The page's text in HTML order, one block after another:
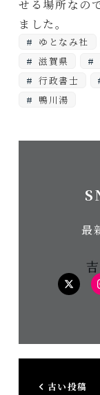
せる場所なの
ました。
ゆとなみ社
滋賀県
行政書士
鴨川湯
最
古い投稿